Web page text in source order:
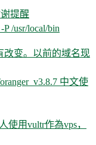
提醒
/usr/local/bin
改变。以前的域名现
中文使
使用vultr作為vps，